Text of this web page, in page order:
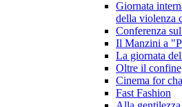
Giornata
della violenza
Conferenza
Il Manzini a
La giornata
Oltre il
Cinema for
Fast Fashion